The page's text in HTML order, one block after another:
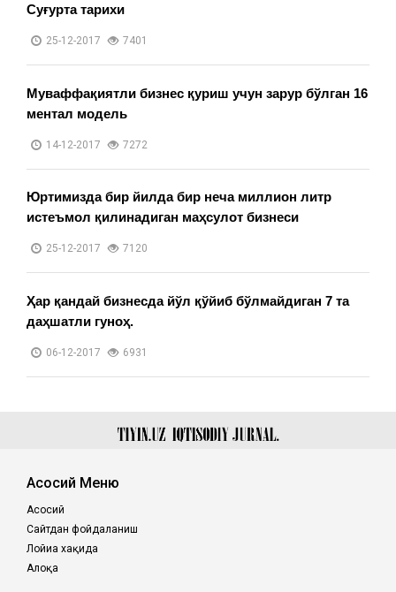
Суғурта тарихи
25-12-2017 7401
Муваффақиятли бизнес қуриш учун зарур бўлган 16
ментал модель
14-12-2017 7272
Юртимизда бир йилда бир неча миллион литр
истеъмол қилинадиган маҳсулот бизнеси
25-12-2017 7120
Ҳар қандай бизнесда йўл қўйиб бўлмайдиган 7 та
даҳшатли гуноҳ.
06-12-2017 6931
Асосий Меню
Асосий
Сайтдан фойдаланиш
Лойиҳа хақида
Алоқа